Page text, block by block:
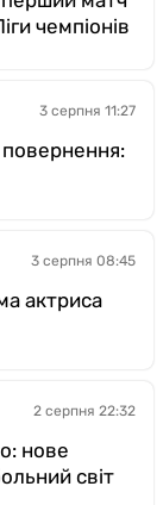
чемпіонів
3 серпня 11:27
повернення:
3 серпня 08:45
актриса
2 серпня 22:32
нове
світ